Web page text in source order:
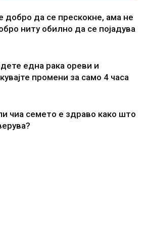
добро да се прескокне, ама не
ниту обилно да се појадува
една рака ореви и
промени за само 4 часа
чиа семето е здраво како што